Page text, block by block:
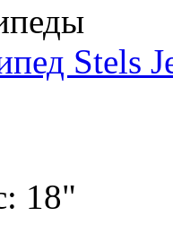
Stels
18"